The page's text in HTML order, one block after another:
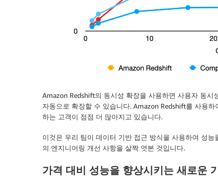
Amazon Redshift의 동시성 확장을 사용하면 사용자 동
자동으로 확장할 수 있습니다. Amazon Redshift를 사용
하는 고객이 점점 더 많아지고 있습니다.
이것은 우리 팀이 데이터 기반 접근 방식을 사용하여 성
의 엔지니어링 개선 사항을 살짝 엿본 것입니다.
가격 대비 성능을 향상시키는 새로운